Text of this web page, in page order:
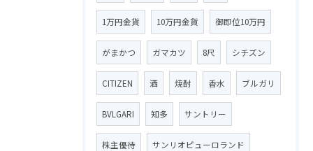
1万円金貨 10万円金貨 御即位10万円
がまかつ ガマカツ 8尺 シチズン
CITIZEN 酒 焼酎 香水 ブルガリ
BVLGARI 知多 サントリー
株主優待 サンリオピューロランド